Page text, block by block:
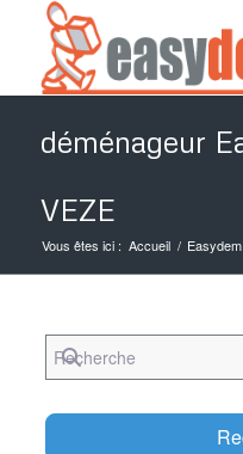
déménageur
VEZE
Vous êtes ici : Accueil / Easydem
Recherche